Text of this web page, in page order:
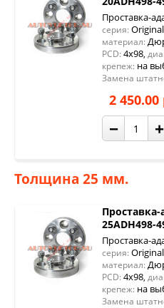
Проставка-
серия:
материал:
PCD: 4x98,
крепеж: на
Замена
2 450.00
− +
Толщина 25 мм.
25ADH498-
Проставка-
серия:
материал:
PCD: 4x98,
крепеж: на
Замена